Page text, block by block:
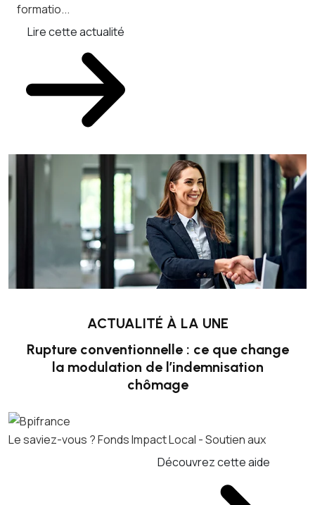
formatio...
Lire cette actualité
ACTUALITÉ À LA UNE
Rupture conventionnelle : ce que change
la modulation de l’indemnisation
chômage
Le saviez-vous ?Fonds Impact Local - Soutien aux
Découvrez cette aide